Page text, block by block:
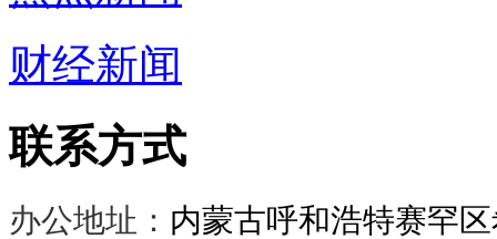
财经新闻
联系方式
办公地址： 内蒙古呼和浩特赛罕